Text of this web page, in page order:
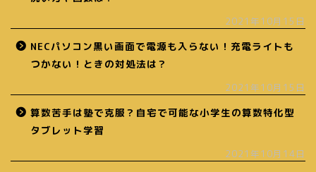
2021年10月15日
NECパソコン黒い画面で電源も入らない！充電ライトも
つかない！ときの対処法は？
2021年10月15日
算数苦手は塾で克服？自宅で可能な小学生の算数特化型
タブレット学習
2021年10月14日